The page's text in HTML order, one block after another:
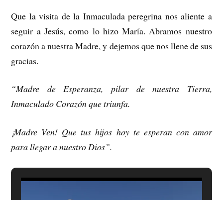
Que la visita de la Inmaculada peregrina nos aliente a
seguir a Jesús, como lo hizo María. Abramos nuestro
corazón a nuestra Madre, y dejemos que nos llene de sus
gracias.
“Madre de Esperanza, pilar de nuestra Tierra,
Inmaculado Corazón que triunfa.
¡Madre Ven! Que tus hijos hoy te esperan con amor
para llegar a nuestro Dios”.